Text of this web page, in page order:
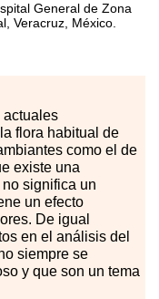
General de Zona
Veracruz, México.
actuales
flora habitual de
como el de
existe una
significa un
un efecto
De igual
en el análisis del
siempre se
y que son un tema